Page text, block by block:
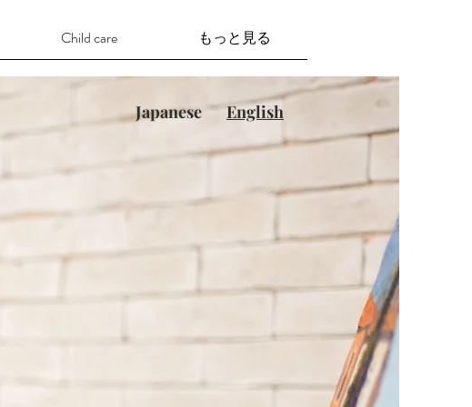
Child care もっと見る
Japanese English